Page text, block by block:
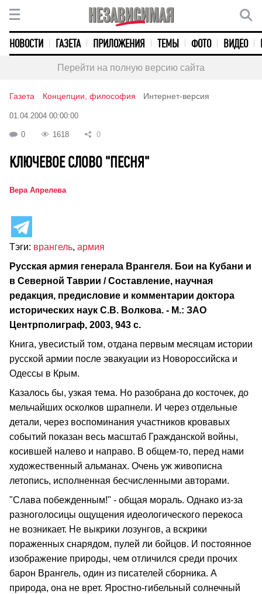
НОВОСТИ ГАЗЕТА ПРИЛОЖЕНИЯ ТЕМЫ ФОТО ВИДЕО
Перейти на полную версию сайта
Газета Концепции, философия Интернет-версия
01.04.2004 00:00:00
0 1618 0
КЛЮЧЕВОЕ СЛОВО "ПЕСНЯ"
Вера Апрелева
Тэги: врангель, армия
Русская армия генерала Врангеля. Бои на Кубани и
в Северной Таврии / Составление, научная
редакция, предисловие и комментарии доктора
исторических наук С.В. Волкова. - М.: ЗАО
Центрполиграф, 2003, 943 с.
Книга, увесистый том, отдана первым месяцам истории
русской армии после эвакуации из Новороссийска и
Одессы в Крым.
Казалось бы, узкая тема. Но разобрана до косточек, до
мельчайших осколков шрапнели. И через отдельные
детали, через воспоминания участников кровавых
событий показан весь масштаб Гражданской войны,
косившей налево и направо. В общем-то, перед нами
художественный альманах. Очень уж живописна
летопись, исполненная бесчисленными авторами.
"Слава побежденным!" - общая мораль. Однако из-за
разноголосицы ощущения идеологического перекоса
не возникает. Не выкрики лозунгов, а вскрики
пораженных снарядом, пулей ли бойцов. И постоянное
изображение природы, чем отличился среди прочих
барон Врангель, один из писателей сборника. А
природа, она не врет. Яростно-гибельный солнечный